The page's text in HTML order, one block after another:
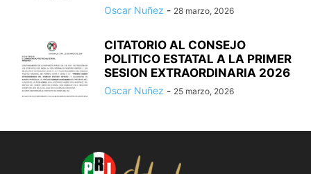
Oscar Nuñez - 28 marzo, 2026
CITATORIO AL CONSEJO
POLITICO ESTATAL A LA PRIMER
SESION EXTRAORDINARIA 2026
Oscar Nuñez - 25 marzo, 2026